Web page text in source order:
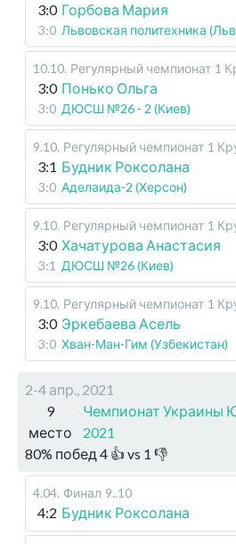
3:0 Горбова Мария
3:0 Львовская политехника
10.10. Регулярный чемпионат 1
3:0 Понько Ольга
3:0 ДЮСШ №26 - 2 (Киев)
9.10. Регулярный чемпионат 1
3:1 Будник Роксолана
3:0 Аделаида-2 (Херсон)
9.10. Регулярный чемпионат 1
3:0 Хачатурова Анастасия
3:1 ДЮСШ №26 (Киев)
9.10. Регулярный чемпионат 1
3:0 Эркебаева Асель
3:0 Хван-Ман-Гим (Узбекистан)
2-4 апр., 2021
9
место
Чемпионат Украины
2021
80% побед 4 👍 vs 1 👎
4.04. Финал 9..10
4:2 Будник Роксолана